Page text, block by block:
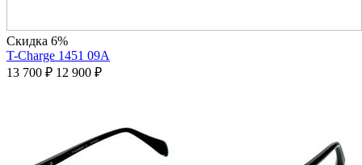
Скидка 6%
T-Charge 1451 09A
13 700 ₽ 12 900 ₽